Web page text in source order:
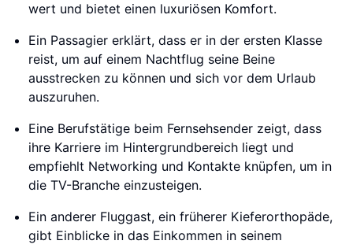
wert und bietet einen luxuriösen Komfort.
Ein Passagier erklärt, dass er in der ersten Klasse
reist, um auf einem Nachtflug seine Beine
ausstrecken zu können und sich vor dem Urlaub
auszuruhen.
Eine Berufstätige beim Fernsehsender zeigt, dass
ihre Karriere im Hintergrundbereich liegt und
empfiehlt Networking und Kontakte knüpfen, um in
die TV-Branche einzusteigen.
Ein anderer Fluggast, ein früherer Kieferorthopäde,
gibt Einblicke in das Einkommen in seinem